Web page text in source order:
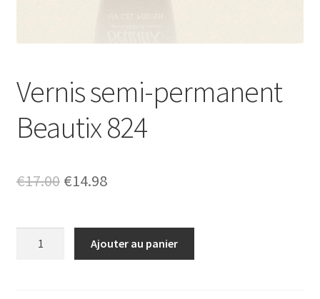
Vernis semi-permanent
Beautix 824
€17.00 Le
initial
était :
€14.98Le
actuel
est :
Ajouter au panier